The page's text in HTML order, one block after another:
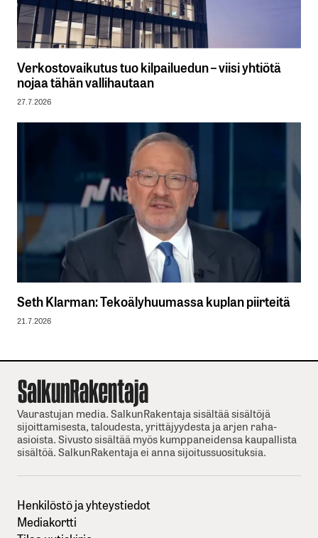
Verkostovaikutus tuo kilpailuedun – viisi yhtiötä
nojaa tähän vallihautaan
27.7.2026
Seth Klarman: Tekoälyhuumassa kuplan piirteitä
21.7.2026
Vaurastujan media. SalkunRakentaja sisältää sisältöjä
sijoittamisesta, taloudesta, yrittäjyydesta ja arjen raha-
asioista. Sivusto sisältää myös kumppaneidensa kaupallista
sisältöä. SalkunRakentaja ei anna sijoitussuosituksia.
Henkilöstö ja yhteystiedot
Mediakortti